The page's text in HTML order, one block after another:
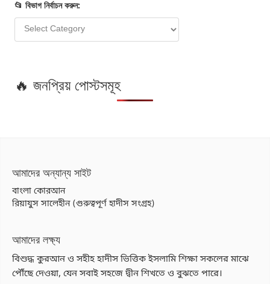
📂 বিভাগ নির্বাচন করুন:
🔥 জনপ্রিয় পোস্টসমূহ
আমাদের অন্যান্য সাইট
বাংলা কোরআন
রিয়াযুস সালেহীন (গুরুত্বপূর্ণ হাদীস সংগ্রহ)
আমাদের লক্ষ্য
বিশুদ্ধ কুরআন ও সহীহ হাদীস ভিত্তিক ইসলামি শিক্ষা সকলের মাঝে
পৌঁছে দেওয়া, যেন সবাই সহজে দ্বীন শিখতে ও বুঝতে পারে।